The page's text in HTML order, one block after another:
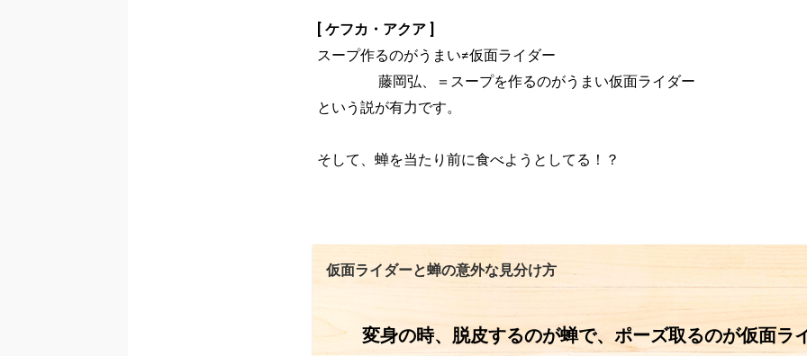
[ ケフカ・アクア ]
スープ作るのがうまい≠仮面ライダー
という説が有力です。
そして、蝉を当たり前に食べようとしてる！？
仮面ライダーと蝉の意外な見分け方
変身の時、脱皮するのが蝉で、ポーズ取るのが仮面ラ